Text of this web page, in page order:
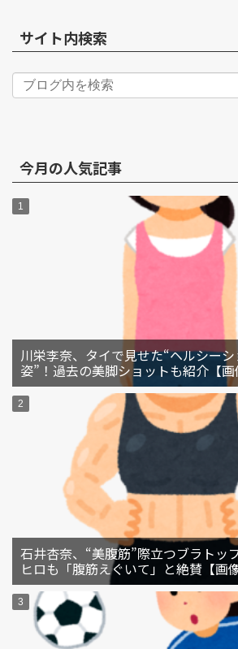
サイト内検索
今月の人気記事
川栄李奈、タイで見せた“ヘルシー
姿”！過去の美脚ショットも紹介【画
石井杏奈、“美腹筋”際立つブラトッ
ヒロも「腹筋えぐいて」と絶賛【画